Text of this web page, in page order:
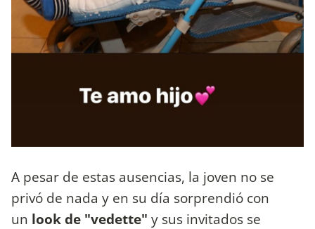
A pesar de estas ausencias, la joven no se
privó de nada y en su día sorprendió con
un look de "vedette" y sus invitados se